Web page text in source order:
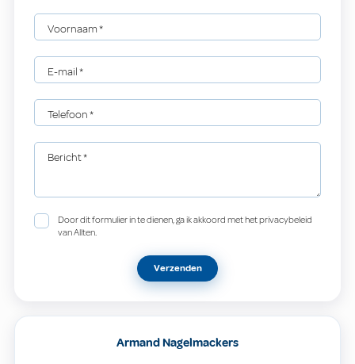
Voornaam*
E-mail*
Telefoon*
Bericht*
Door dit formulier in te dienen, ga ik akkoord met het privacybeleid
van Allten.
Verzenden
Armand Nagelmackers